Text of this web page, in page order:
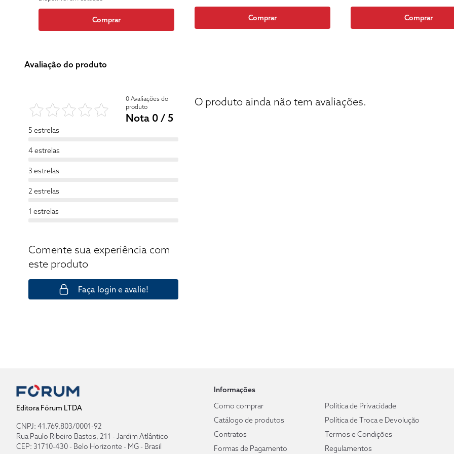
Comprar Comprar Comprar
Avaliação do produto
0 Avaliações do
produto
Nota 0 / 5
5 estrelas
4 estrelas
3 estrelas
2 estrelas
1 estrelas
Comente sua experiência com
este produto
Faça login e avalie!
O produto ainda não tem avaliações.
Editora Fórum LTDA
CNPJ: 41.769.803/0001-92
Rua Paulo Ribeiro Bastos, 211 - Jardim Atlântico
CEP: 31710-430 - Belo Horizonte - MG - Brasil
Informações
Como comprar
Catálogo de produtos
Contratos
Formas de Pagamento
Política de Privacidade
Política de Troca e Devolução
Termos e Condições
Regulamentos